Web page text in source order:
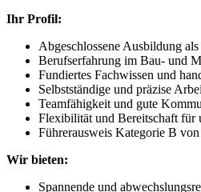
Ihr Profil:
Abgeschlossene Ausbildung
Berufserfahrung im Bau- und
Fundiertes Fachwissen und
Selbstständige und präzise
Teamfähigkeit und gute
Flexibilität und Bereitschaft für
Führerausweis Kategorie B
Wir bieten:
Spannende und